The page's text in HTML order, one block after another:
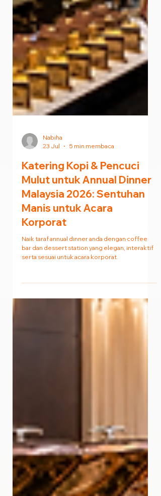
23 Jul
5 min membaca
Katering Kopi & Pencuci
Mulut untuk Annual Dinner
Malaysia 2026: Sentuhan
Manis untuk Acara
Korporat
Naik taraf annual dinner anda dengan coffee